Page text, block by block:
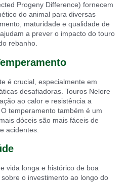
Progeny Difference) fornecem
do animal para diversas
maturidade e qualidade de
a prever o impacto do touro
rebanho.
é crucial, especialmente em
desafiadoras. Touros Nelore
ao calor e resistência a
temperamento também é um
dóceis são mais fáceis de
acidentes.
vida longa e histórico de boa
o investimento ao longo do